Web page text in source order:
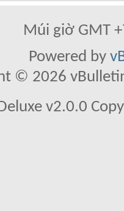
Múi giờ GMT
Powered by
© 2026
v2.0.0